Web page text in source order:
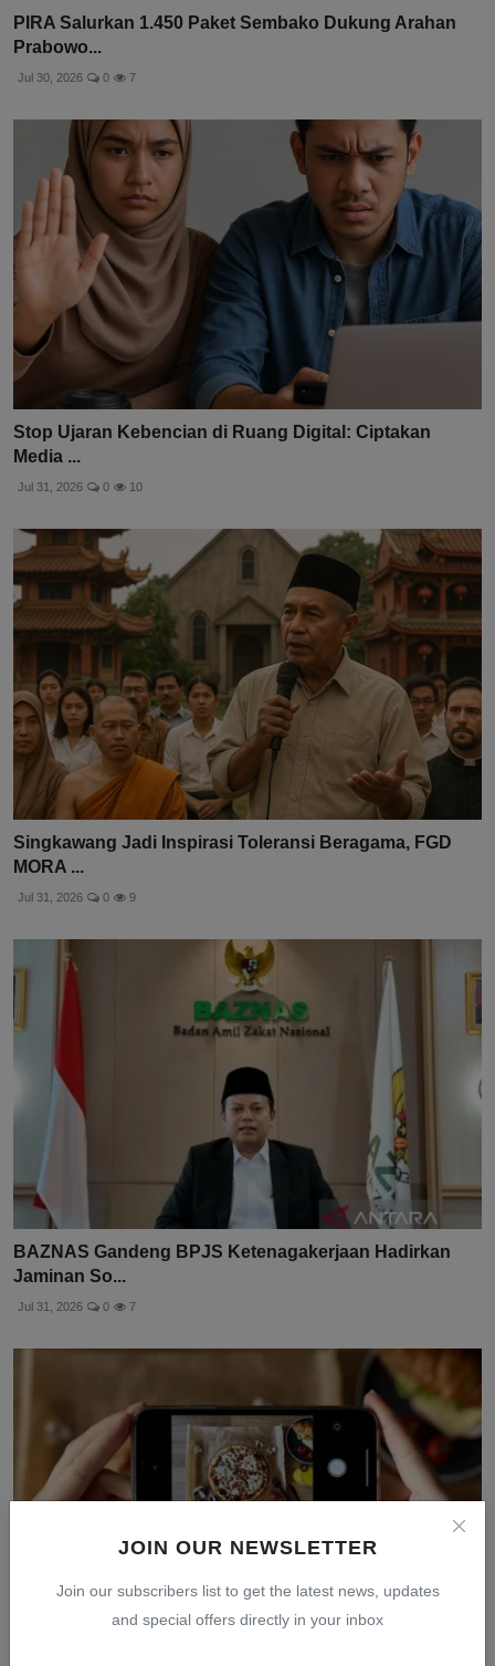
JOIN OUR NEWSLETTER
Join our subscribers list to get the latest news, updates
and special offers directly in your inbox
PIRA Salurkan 1.450 Paket Sembako Dukung Arahan
Prabowo...
Jul 30, 2026 0 7
Stop Ujaran Kebencian di Ruang Digital: Ciptakan
Media ...
Jul 31, 2026 0 10
Singkawang Jadi Inspirasi Toleransi Beragama, FGD
MORA ...
Jul 31, 2026 0 9
BAZNAS Gandeng BPJS Ketenagakerjaan Hadirkan
Jaminan So...
Jul 31, 2026 0 7